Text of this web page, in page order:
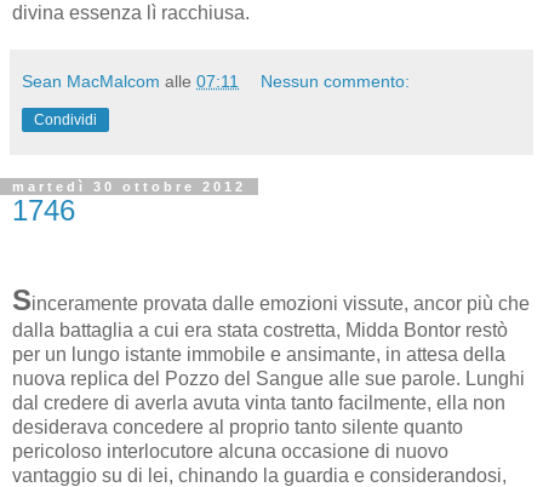
divina essenza lì racchiusa.
Sean MacMalcom alle 07:11 Nessun commento:
Condividi
martedì 30 ottobre 2012
1746
Sinceramente provata dalle emozioni vissute, ancor più che
dalla battaglia a cui era stata costretta, Midda Bontor restò
per un lungo istante immobile e ansimante, in attesa della
nuova replica del Pozzo del Sangue alle sue parole. Lunghi
dal credere di averla avuta vinta tanto facilmente, ella non
desiderava concedere al proprio tanto silente quanto
pericoloso interlocutore alcuna occasione di nuovo
vantaggio su di lei, chinando la guardia e considerandosi,